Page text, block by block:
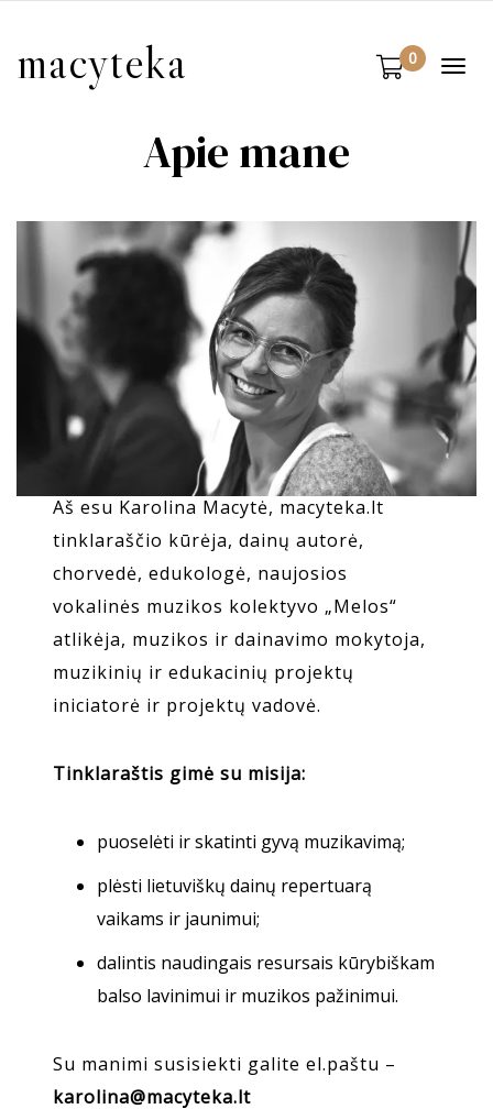
macyteka 0
Apie mane
Aš esu Karolina Macytė, macyteka.lt
tinklaraščio kūrėja, dainų autorė,
chorvedė, edukologė, naujosios
vokalinės muzikos kolektyvo „Melos“
atlikėja, muzikos ir dainavimo mokytoja,
muzikinių ir edukacinių projektų
iniciatorė ir projektų vadovė.
Tinklaraštis gimė su misija:
puoselėti ir skatinti gyvą muzikavimą;
plėsti lietuviškų dainų repertuarą
vaikams ir jaunimui;
dalintis naudingais resursais kūrybiškam
balso lavinimui ir muzikos pažinimui.
Su manimi susisiekti galite el.paštu –
karolina@macyteka.lt